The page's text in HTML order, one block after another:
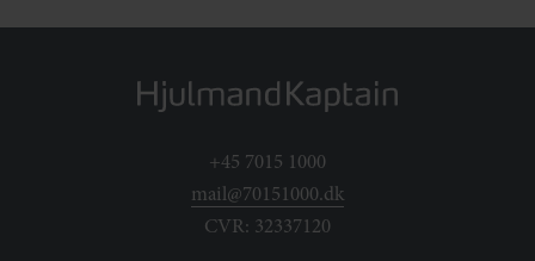
+45 7015 1000
mail@70151000.dk
CVR: 32337120